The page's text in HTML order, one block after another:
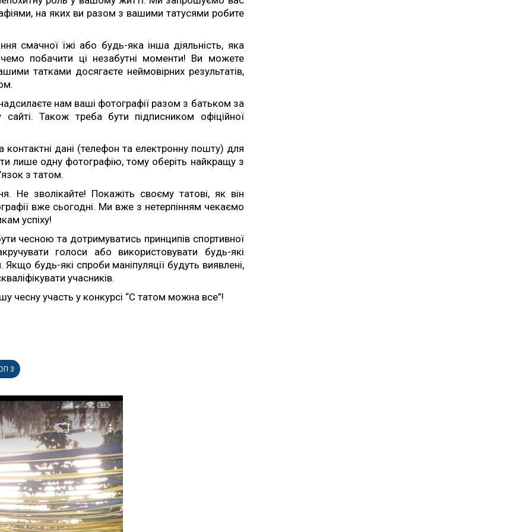
на яких ви разом з вашими татусями робите
смачної їжі або будь-яка інша діяльність, яка
побачити ці незабутні моменти! Ви можете
татками досягаєте неймовірних результатів,
нам ваші фотографії разом з батьком за
Також треба бути підписником офіційної
контактні дані (телефон та електронну пошту) для
лише одну фотографію, тому оберіть найкращу з
з татом.
Не зволікайте! Покажіть своєму татові, як він
вже сьогодні. Ми вже з нетерпінням чекаємо
успіху!
чесною та дотримуватись принципів спортивної
голоси або використовувати будь-які
будь-які спроби маніпуляції будуть виявлені,
учасників.
чесну участь у конкурсі “С татом можна все”!
3